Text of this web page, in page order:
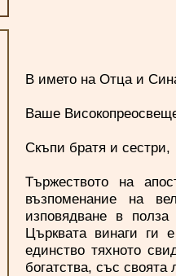
В името на Отца и
Ваше
Скъпи братя и сестри,
Тържеството на
възпоменание на
изповядване в
Църквата винаги ги
единство тяхното
богатства, със